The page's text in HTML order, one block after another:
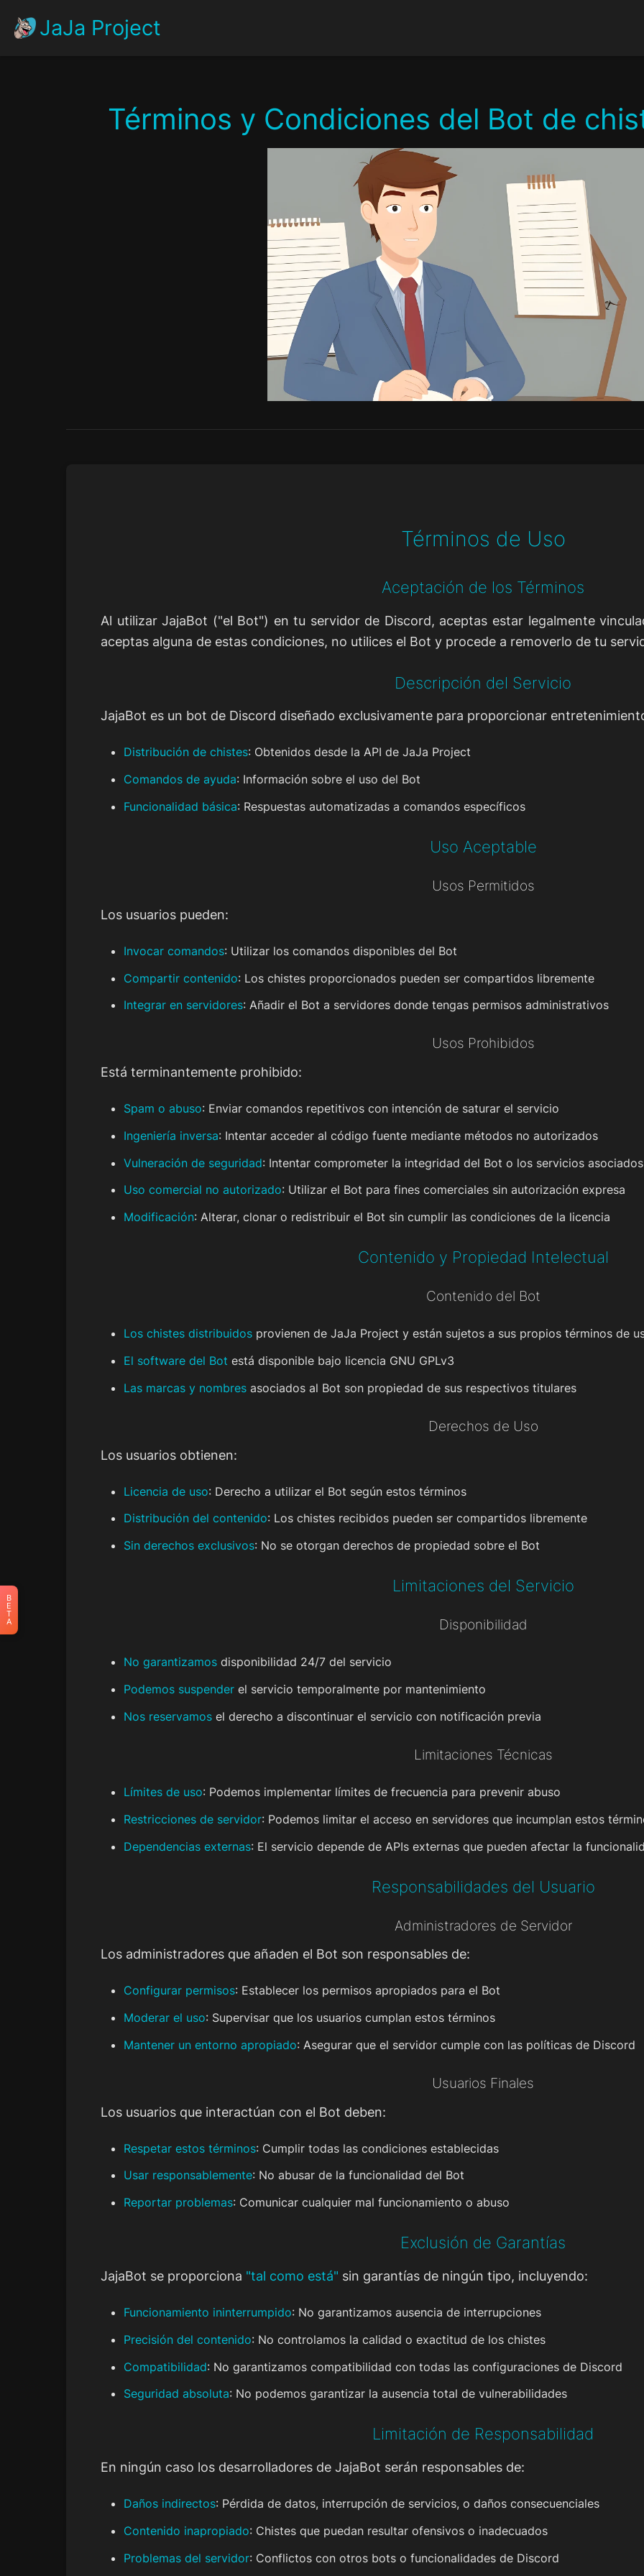
JaJa Project
Términos y Condiciones del Bot de
Términos de Uso
Aceptación de los Términos
Al utilizar JajaBot ("el Bot") en tu servidor de Discord, aceptas estar legalmente
aceptas alguna de estas condiciones, no utilices el Bot y procede a removerlo de tu
Descripción del Servicio
JajaBot es un bot de Discord diseñado exclusivamente para proporcionar
Distribución de chistes: Obtenidos desde la API de JaJa Project
Comandos de ayuda: Información sobre el uso del Bot
Funcionalidad básica: Respuestas automatizadas a comandos específicos
Uso Aceptable
Usos Permitidos
Los usuarios pueden:
Invocar comandos: Utilizar los comandos disponibles del Bot
Compartir contenido: Los chistes proporcionados pueden ser compartidos libremente
Integrar en servidores: Añadir el Bot a servidores donde tengas permisos administrativos
Usos Prohibidos
Está terminantemente prohibido:
Spam o abuso: Enviar comandos repetitivos con intención de saturar el servicio
Ingeniería inversa: Intentar acceder al código fuente mediante métodos no autorizados
Vulneración de seguridad: Intentar comprometer la integridad del Bot o los servicios asociados
Uso comercial no autorizado: Utilizar el Bot para fines comerciales sin autorización expresa
Modificación: Alterar, clonar o redistribuir el Bot sin cumplir las condiciones de la licencia
Contenido y Propiedad Intelectual
Contenido del Bot
Los chistes distribuidos provienen de JaJa Project y están sujetos a sus propios términos de
El software del Bot está disponible bajo licencia GNU GPLv3
Las marcas y nombres asociados al Bot son propiedad de sus respectivos titulares
Derechos de Uso
Los usuarios obtienen:
Licencia de uso: Derecho a utilizar el Bot según estos términos
Distribución del contenido: Los chistes recibidos pueden ser compartidos libremente
Sin derechos exclusivos: No se otorgan derechos de propiedad sobre el Bot
Limitaciones del Servicio
Disponibilidad
No garantizamos disponibilidad 24/7 del servicio
Podemos suspender el servicio temporalmente por mantenimiento
Nos reservamos el derecho a discontinuar el servicio con notificación previa
Limitaciones Técnicas
Límites de uso: Podemos implementar límites de frecuencia para prevenir abuso
Restricciones de servidor: Podemos limitar el acceso en servidores que incumplan estos
Dependencias externas: El servicio depende de APIs externas que pueden afectar la
Responsabilidades del Usuario
Administradores de Servidor
Los administradores que añaden el Bot son responsables de:
Configurar permisos: Establecer los permisos apropiados para el Bot
Moderar el uso: Supervisar que los usuarios cumplan estos términos
Mantener un entorno apropiado: Asegurar que el servidor cumple con las políticas de Discord
Usuarios Finales
Los usuarios que interactúan con el Bot deben:
Respetar estos términos: Cumplir todas las condiciones establecidas
Usar responsablemente: No abusar de la funcionalidad del Bot
Reportar problemas: Comunicar cualquier mal funcionamiento o abuso
Exclusión de Garantías
JajaBot se proporciona "tal como está" sin garantías de ningún tipo, incluyendo:
Funcionamiento ininterrumpido: No garantizamos ausencia de interrupciones
Precisión del contenido: No controlamos la calidad o exactitud de los chistes
Compatibilidad: No garantizamos compatibilidad con todas las configuraciones de Discord
Seguridad absoluta: No podemos garantizar la ausencia total de vulnerabilidades
Limitación de Responsabilidad
En ningún caso los desarrolladores de JajaBot serán responsables de:
Daños indirectos: Pérdida de datos, interrupción de servicios, o daños consecuenciales
Contenido inapropiado: Chistes que puedan resultar ofensivos o inadecuados
Problemas del servidor: Conflictos con otros bots o funcionalidades de Discord
B
E
T
A